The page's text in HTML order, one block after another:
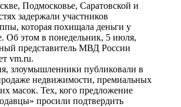
l
e
g
r
a
m
p
y
L
i
n
k
Подмосковье, Саратовской и
задержали участников
которая похищала деньги у
Об этом в понедельник, 5 июля,
представитель МВД России
vm.ru.
злоумышленники публиковали в
недвижимости, премиальных
масок. Тех, кого предложение
просили подтвердить